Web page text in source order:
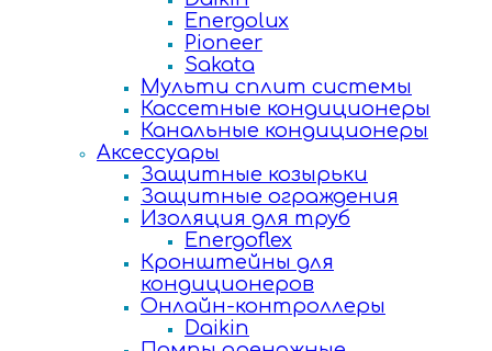
Energolux
Pioneer
Sakata
Мульти сплит системы
Кассетные кондиционеры
Канальные кондиционеры
Аксессуары
Защитные козырьки
Защитные ограждения
Изоляция для труб
Energoflex
Кронштейны для
кондиционеров
Онлайн-контроллеры
Daikin